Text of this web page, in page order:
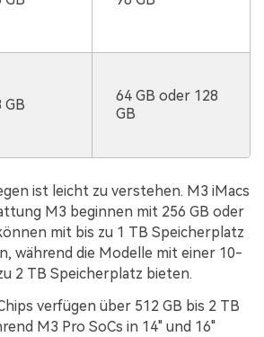
GB
64 GB oder 128
GB
ist leicht zu verstehen. M3 iMacs
M3 beginnen mit 256 GB oder
mit bis zu 1 TB Speicherplatz
während die Modelle mit einer 10-
2 TB Speicherplatz bieten.
verfügen über 512 GB bis 2 TB
M3 Pro SoCs in 14" und 16"